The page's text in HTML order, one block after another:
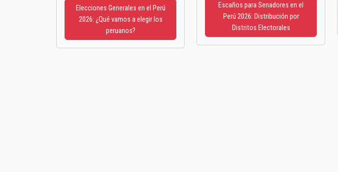
Elecciones Generales en el Perú
2026: ¿Qué vamos a elegir los
peruanos?
Escaños para Senadores en el
Perú 2026: Distribución por
Distritos Electorales